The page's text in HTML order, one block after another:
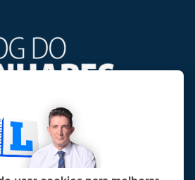
é maranhense.
estudou filosofia
em ciência política